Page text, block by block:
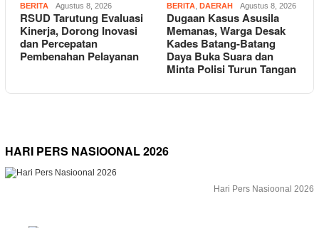
BERITA Agustus 8, 2026
RSUD Tarutung Evaluasi
Kinerja, Dorong Inovasi
dan Percepatan
Pembenahan Pelayanan
BERITA DAERAH Agustus 8, 2026
Dugaan Kasus Asusila
Memanas, Warga Desak
Kades Batang-Batang
Daya Buka Suara dan
Minta Polisi Turun Tangan
HARI PERS NASIOONAL 2026
Hari Pers Nasioonal 2026